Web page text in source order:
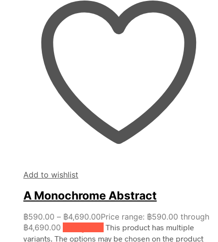
Add to wishlist
A Monochrome Abstract
฿590.00 – ฿4,690.00Price range: ฿590.00 through
฿4,690.00
This product has multiple
variants. The options may be chosen on the product